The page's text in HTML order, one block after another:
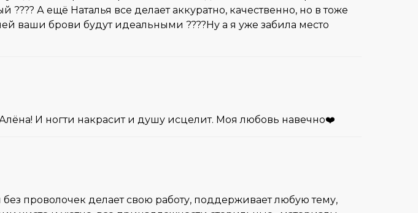
А ещё Наталья все делает аккуратно, качественно, но в тоже
ваши брови будут идеальными ????Ну а я уже забила место
И ногти накрасит и душу исцелит. Моя любовь навечно❤️
проволочек делает свою работу, поддерживает любую тему,